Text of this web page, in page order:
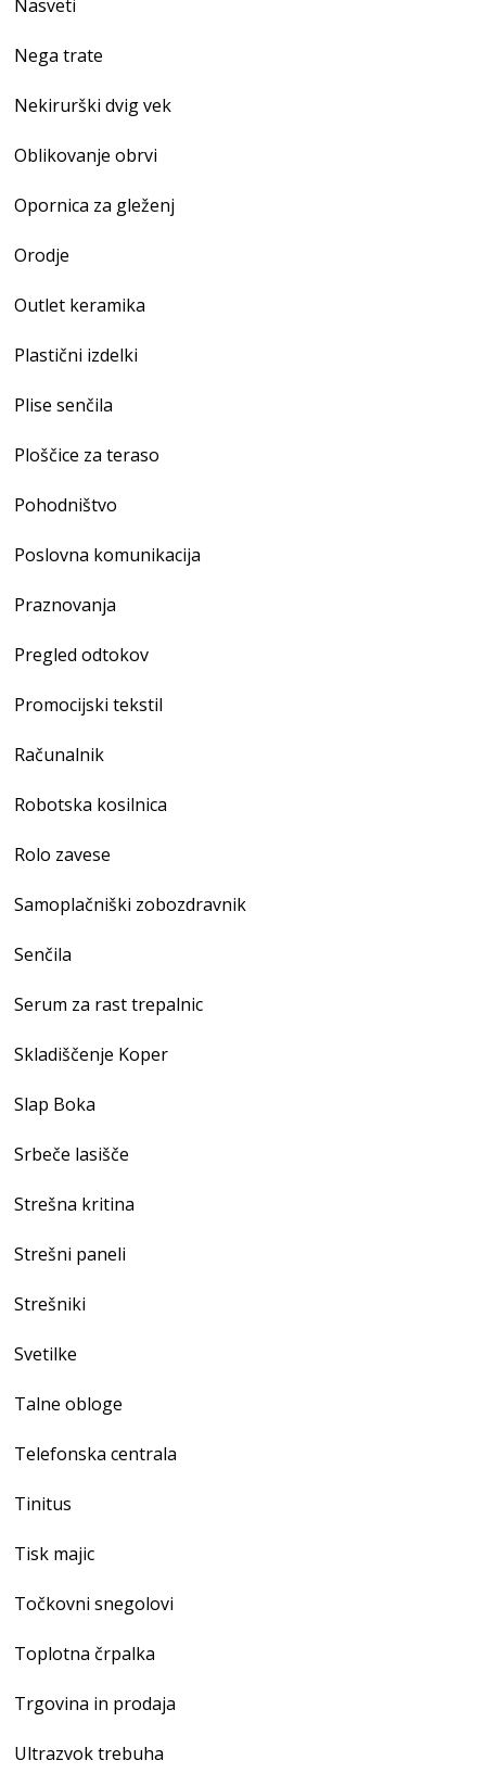
Nasveti
Nega trate
Nekirurški dvig vek
Oblikovanje obrvi
Opornica za gleženj
Orodje
Outlet keramika
Plastični izdelki
Plise senčila
Ploščice za teraso
Pohodništvo
Poslovna komunikacija
Praznovanja
Pregled odtokov
Promocijski tekstil
Računalnik
Robotska kosilnica
Rolo zavese
Samoplačniški zobozdravnik
Senčila
Serum za rast trepalnic
Skladiščenje Koper
Slap Boka
Srbeče lasišče
Strešna kritina
Strešni paneli
Strešniki
Svetilke
Talne obloge
Telefonska centrala
Tinitus
Tisk majic
Točkovni snegolovi
Toplotna črpalka
Trgovina in prodaja
Ultrazvok trebuha